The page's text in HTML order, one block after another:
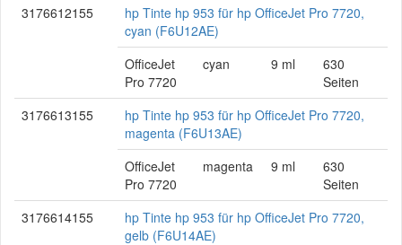
3176612155
hp Tinte hp 953 für hp OfficeJet Pro 7720,
cyan (F6U12AE)
OfficeJet
Pro 7720
cyan 9 ml
630
Seiten
3176613155
hp Tinte hp 953 für hp OfficeJet Pro 7720,
magenta (F6U13AE)
OfficeJet
Pro 7720
magenta 9 ml
630
Seiten
3176614155
hp Tinte hp 953 für hp OfficeJet Pro 7720,
gelb (F6U14AE)